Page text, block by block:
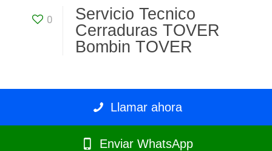
0
Servicio Tecnico
Cerraduras TOVER
Bombin TOVER
Llamar ahora
Enviar WhatsApp